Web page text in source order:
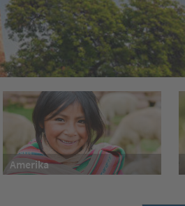
Amerika